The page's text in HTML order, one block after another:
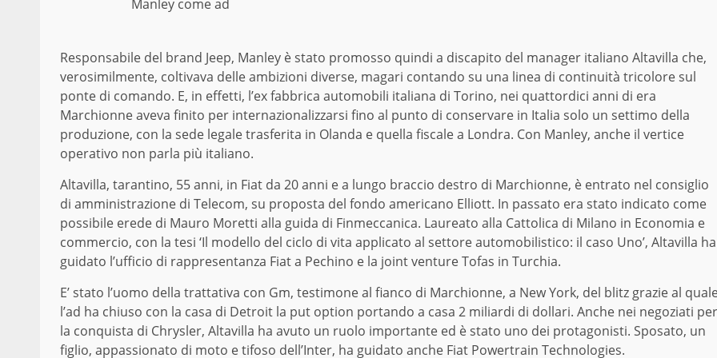
Manley come ad
Responsabile del brand Jeep, Manley è stato promosso quindi a discapito del manager italiano Altavilla che,
verosimilmente, coltivava delle ambizioni diverse, magari contando su una linea di continuità tricolore sul
ponte di comando. E, in effetti, l’ex fabbrica automobili italiana di Torino, nei quattordici anni di era
Marchionne aveva finito per internazionalizzarsi fino al punto di conservare in Italia solo un settimo della
produzione, con la sede legale trasferita in Olanda e quella fiscale a Londra. Con Manley, anche il vertice
operativo non parla più italiano.
Altavilla, tarantino, 55 anni, in Fiat da 20 anni e a lungo braccio destro di Marchionne, è entrato nel consiglio
di amministrazione di Telecom, su proposta del fondo americano Elliott. In passato era stato indicato come
possibile erede di Mauro Moretti alla guida di Finmeccanica. Laureato alla Cattolica di Milano in Economia e
commercio, con la tesi ‘Il modello del ciclo di vita applicato al settore automobilistico: il caso Uno’, Altavilla ha
guidato l’ufficio di rappresentanza Fiat a Pechino e la joint venture Tofas in Turchia.
E’ stato l’uomo della trattativa con Gm, testimone al fianco di Marchionne, a New York, del blitz grazie al
l’ad ha chiuso con la casa di Detroit la put option portando a casa 2 miliardi di dollari. Anche nei negoziati per
la conquista di Chrysler, Altavilla ha avuto un ruolo importante ed è stato uno dei protagonisti. Sposato, un
figlio, appassionato di moto e tifoso dell’Inter, ha guidato anche Fiat Powertrain Technologies.